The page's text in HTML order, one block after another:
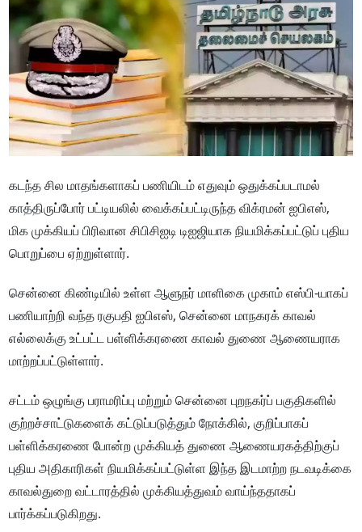
கடந்த சில மாதங்களாகப் பணியிடம் எதுவும் ஒதுக்கப்படாமல்
காத்திருப்போர் பட்டியலில் வைக்கப்பட்டிருந்த விக்ரமன் ஐபிஎஸ்,
மிக முக்கியப் பிரிவான சிபிசிஐடி டிஐஜியாக நியமிக்கப்பட்டுப் புதிய
பொறுப்பை ஏற்றுள்ளார்.
சென்னை கிண்டியில் உள்ள ஆளுநர் மாளிகை முகாம் எஸ்பி-யாகப்
பணியாற்றி வந்த ரகுபதி ஐபிஎஸ், சென்னை மாநகரக் காவல்
எல்லைக்கு உட்பட்ட பள்ளிக்கரணை காவல் துணை ஆணையராக
மாற்றப்பட்டுள்ளார்.
சட்டம் ஒழுங்கு பராமரிப்பு மற்றும் சென்னை புறநகர்ப் பகுதிகளில்
குற்றச்சாட்டுகளைக் கட்டுப்படுத்தும் நோக்கில், குறிப்பாகப்
பள்ளிக்கரணை போன்ற முக்கியத் துணை ஆணையரகத்திற்குப்
புதிய அதிகாரிகள் நியமிக்கப்பட்டுள்ள இந்த இடமாற்ற நடவடிக்கை
காவல்துறை வட்டாரத்தில் முக்கியத்துவம் வாய்ந்ததாகப்
பார்க்கப்படுகிறது.